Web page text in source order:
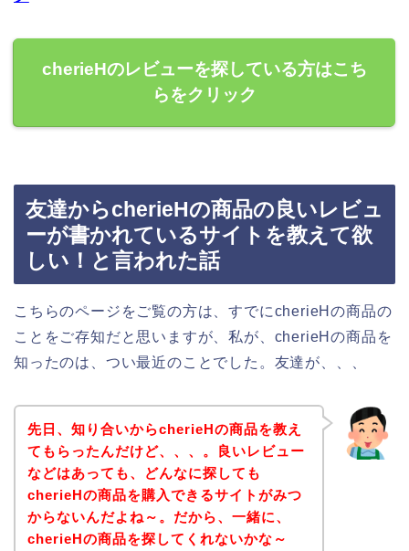
cherieHのレビューを探している方はこち
らをクリック
友達からcherieHの商品の良いレビュ
ーが書かれているサイトを教えて欲
しい！と言われた話
こちらのページをご覧の方は、すでにcherieHの商品の
ことをご存知だと思いますが、私が、cherieHの商品を
知ったのは、つい最近のことでした。友達が、、、
先日、知り合いからcherieHの商品を教え
てもらったんだけど、、、。良いレビュー
などはあっても、どんなに探しても
cherieHの商品を購入できるサイトがみつ
からないんだよね～。だから、一緒に、
cherieHの商品を探してくれないかな～